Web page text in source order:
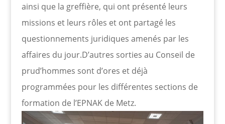
ainsi que la greffière, qui ont présenté leurs
missions et leurs rôles et ont partagé les
questionnements juridiques amenés par les
affaires du jour.D’autres sorties au Conseil de
prud’hommes sont d’ores et déjà
programmées pour les différentes sections de
formation de l’EPNAK de Metz.